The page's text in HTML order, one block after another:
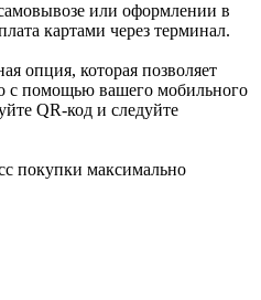
или оформлении в
картами через терминал.
опция, которая позволяет
с помощью вашего мобильного
QR-код и следуйте
покупки максимально